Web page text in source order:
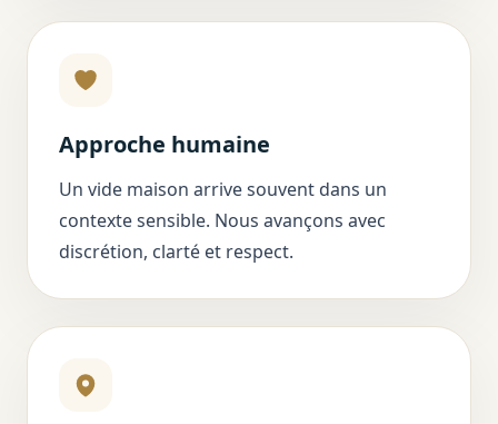
Approche humaine
Un vide maison arrive souvent dans un
contexte sensible. Nous avançons avec
discrétion, clarté et respect.